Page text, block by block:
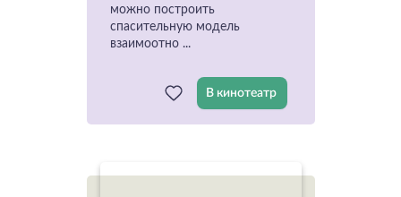
можно построить
спасительную модель
взаимоотно ...
В кинотеатр